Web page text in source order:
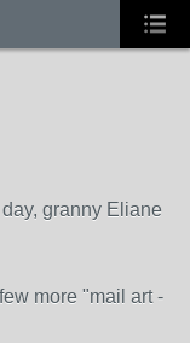
granny Eliane
more "mail art -